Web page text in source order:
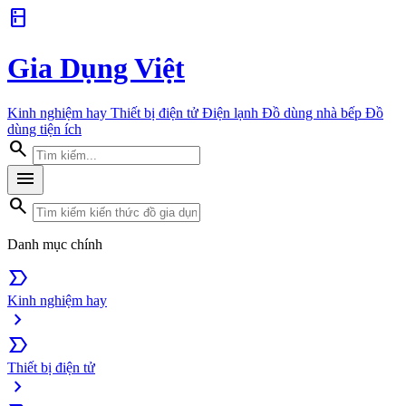
kitchen
Gia Dụng Việt
Kinh nghiệm hay Thiết bị điện tử Điện lạnh Đồ dùng nhà bếp Đồ
dùng tiện ích
search
menu
search
Danh mục chính
label_important
Kinh nghiệm hay
chevron_right
label_important
Thiết bị điện tử
chevron_right